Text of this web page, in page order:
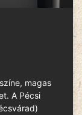
magas
A Pécsi